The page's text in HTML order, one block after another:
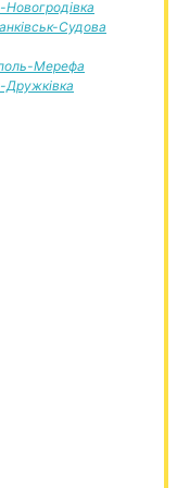
Судова
Мерефа